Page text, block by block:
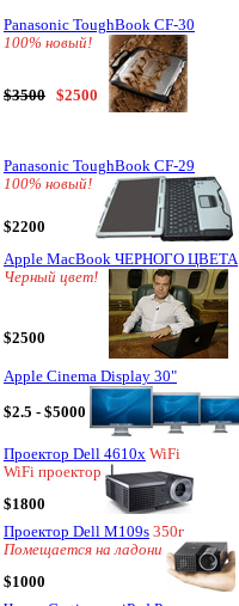
Panasonic ToughBook CF-30
100% новый!
$3500 $2500
Panasonic ToughBook CF-29
100% новый!
$2200
Apple MacBook ЧЕРНОГО ЦВЕТА
Черный цвет!
$2500
Apple Cinema Display 30"
$2.5 - $5000
Проектор Dell 4610x WiFi
WiFi проектор
$1800
Проектор Dell M109s 350г
Помещается на ладони
$1000